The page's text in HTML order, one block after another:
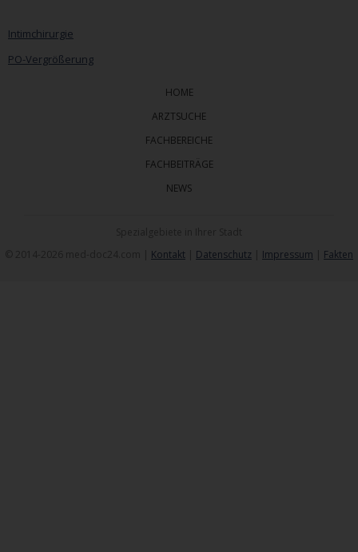
Intimchirurgie
PO-Vergrößerung
HOME
ARZTSUCHE
FACHBEREICHE
FACHBEITRÄGE
NEWS
Kontakt Datenschutz Impressum Fakten